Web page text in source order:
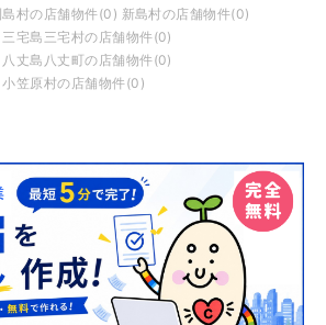
島村の店舗物件(0) 新島村の店舗物件(0)
三宅島三宅村の店舗物件(0)
八丈島八丈町の店舗物件(0)
小笠原村の店舗物件(0)